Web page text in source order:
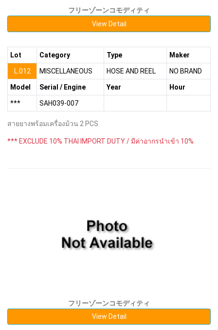
フリーゾーンコモディティ
View Detail
Lot Category Type Maker
L.012 MISCELLANEOUS HOSE AND REEL NO BRAND
Model Serial / Engine Year Hour
*** SAH039-007
สายยางพร้อมเครื่องม้วน 2 PCS
*** EXCLUDE 10% THAI IMPORT DUTY / มีค่าอากรนำเข้า 10%
フリーゾーンコモディティ
View Detail